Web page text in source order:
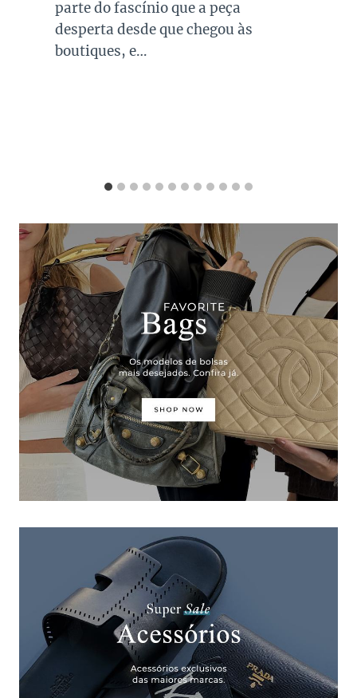
combinações para quase todo look
que usamos, sejam eles para
ocasiões casuais ou mais…